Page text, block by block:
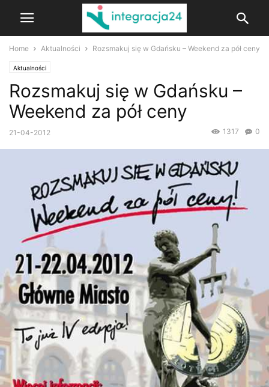
Home Aktualności Rozsmakuj się w Gdańsku – Weekend za pół ceny
Aktualności
Rozsmakuj się w Gdańsku –
Weekend za pół ceny
21-04-2012 0
1317